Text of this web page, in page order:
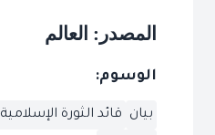
المصدر: العالم
الوسوم:
بيان قائد الثورة الإسلامية